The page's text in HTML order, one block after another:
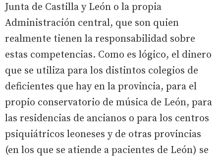
Junta de Castilla y León o la propia
Administración central, que son quien
realmente tienen la responsabilidad sobre
estas competencias. Como es lógico, el dinero
que se utiliza para los distintos colegios de
deficientes que hay en la provincia, para el
propio conservatorio de música de León, para
las residencias de ancianos o para los centros
psiquiátricos leoneses y de otras provincias
(en los que se atiende a pacientes de León) se